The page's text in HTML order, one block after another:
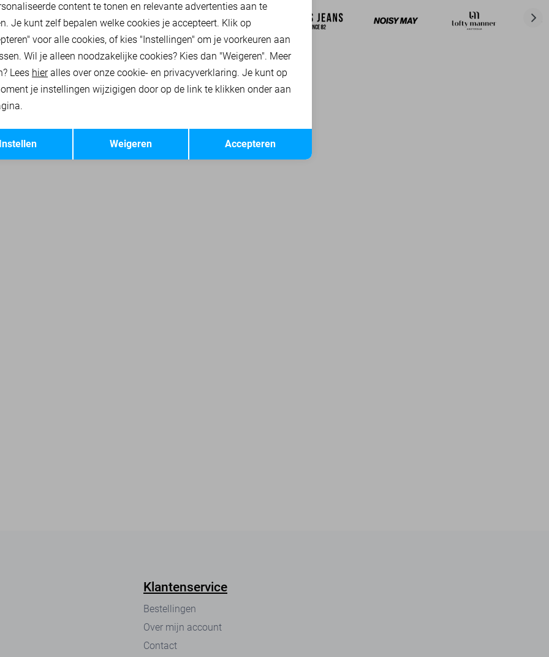
Klantenservice
Bestellingen
Over mijn account
Contact
Terug Opslaan
content te tonen en relevante advertenties aan te
Je kunt zelf bepalen welke cookies je accepteert. Klik op
voor alle cookies, of kies "Instellingen" om je voorkeuren aan
Wil je alleen noodzakelijke cookies? Kies dan "Weigeren". Meer
Lees hieralles over onze cookie- en privacyverklaring. Je kunt op
je instellingen wijzigigen door op de link te klikken onder aan
Accepteren
Weigeren